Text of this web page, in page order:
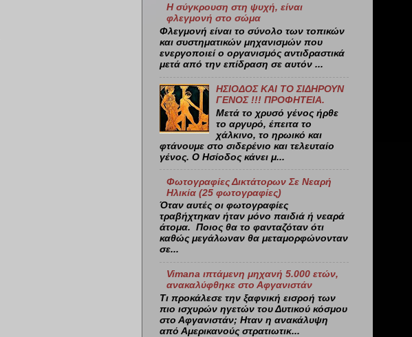
Η σύγκρουση στη ψυχή, είναι
φλεγμονή στο σώμα
Φλεγμονή είναι το σύνολο των τοπικών
και συστηματικών μηχανισμών που
ενεργοποιεί ο οργανισμός αντιδραστικά
μετά από την επίδραση σε αυτόν ...
ΗΣΙΟΔΟΣ ΚΑΙ ΤΟ ΣΙΔΗΡΟΥΝ
ΓΕΝΟΣ !!! ΠΡΟΦΗΤΕΙΑ.
Μετά το χρυσό γένος ήρθε
το αργυρό, έπειτα το
χάλκινο, το ηρωικό και
φτάνουμε στο σιδερένιο και τελευταίο
γένος. Ο Ησίοδος κάνει μ...
Φωτογραφίες Δικτάτορων Σε Νεαρή
Ηλικία (25 φωτογραφίες)
Όταν αυτές οι φωτογραφίες
τραβήχτηκαν ήταν μόνο παιδιά ή νεαρά
άτομα. Ποιος θα το φανταζόταν ότι
καθώς μεγάλωναν θα μεταμορφώνονταν
σε...
Vimana ιπτάμενη μηχανή 5.000 ετών,
ανακαλύφθηκε στο Αφγανιστάν
Τι προκάλεσε την ξαφνική εισροή των
πιο ισχυρών ηγετών του Δυτικού κόσμου
στο Αφγανιστάν; Ηταν η ανακάλυψη
από Αμερικανούς στρατιωτικ...